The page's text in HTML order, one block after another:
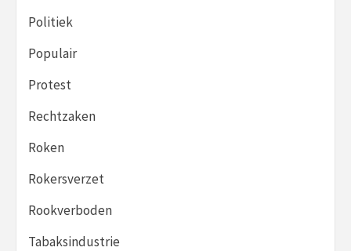
Politiek
Populair
Protest
Rechtzaken
Roken
Rokersverzet
Rookverboden
Tabaksindustrie